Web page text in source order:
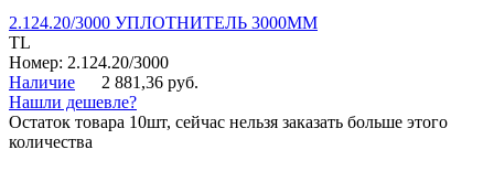
2.124.20/3000 УПЛОТНИТЕЛЬ 3000ММ
TL
Номер: 2.124.20/3000
Наличие
2 881,36 руб.
Нашли дешевле?
Остаток товара 10шт, сейчас нельзя заказать больше этого
количества